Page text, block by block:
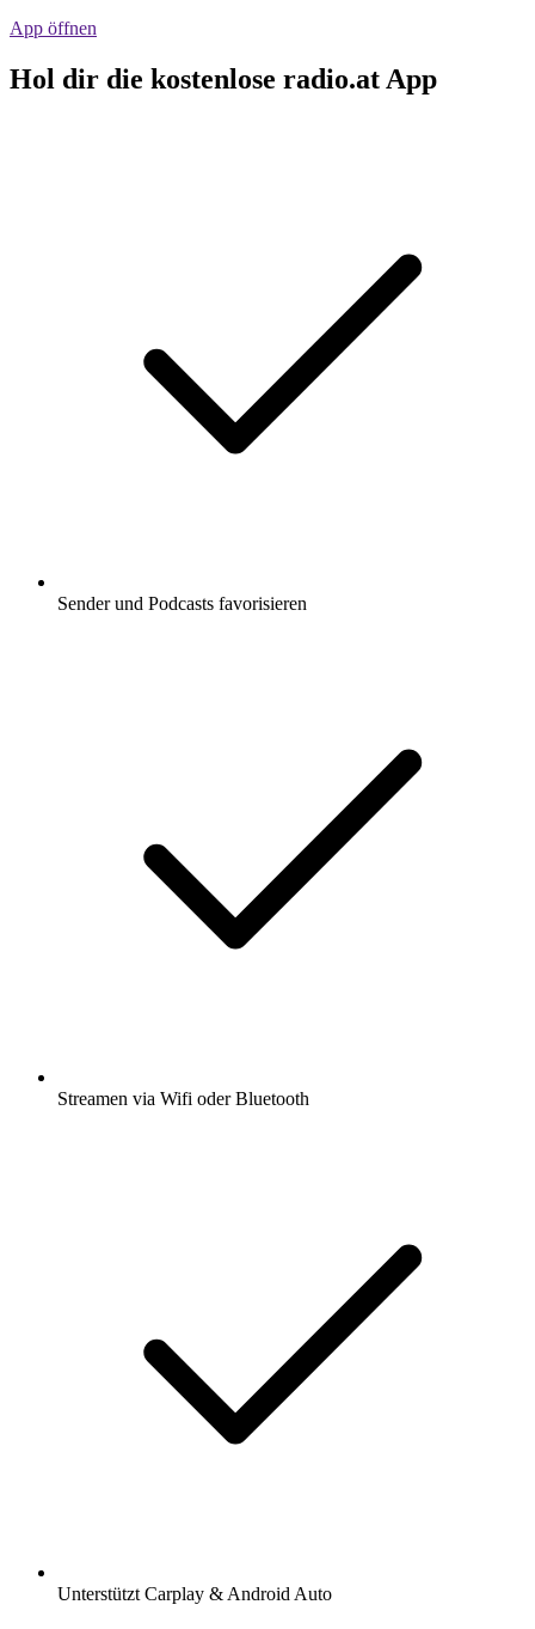
App öffnen
Hol dir die kostenlose radio.at App
Sender und Podcasts favorisieren
Streamen via Wifi oder Bluetooth
Unterstützt Carplay & Android Auto